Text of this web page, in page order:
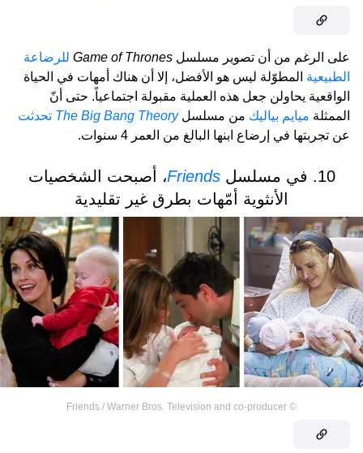
على الرغم من أن تصوير مسلسل Game of Thrones للرضاعة
الطبيعية المطوّلة ليس هو الأفضل، إلا أن هناك أمهات في الحياة
الواقعية يحاولن جعل هذه العملية مقبولة اجتماعياً. حتى أنّ
الممثلة ميايم بياليك من مسلسلThe Big Bang Theory تحدثت
عن تجربتها في إرضاع ابنها البالغ من العمر 4 سنوات.
10. في مسلسل Friends، أصبحت الشخصيات
الأنثوية أمّهات بطرق غير تقليدية
©
Friends / Warner Bros. Television and co-producer